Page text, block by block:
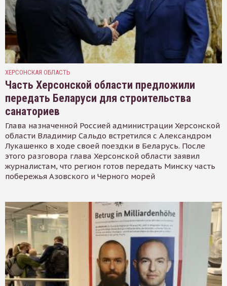
ХЕРСОНСКАЯ ОБЛАСТЬ
Часть Херсонской области предложили
передать Беларуси для строительства
санаториев
Глава назначенной Россией администрации Херсонской
области Владимир Сальдо встретился с Александром
Лукашенко в ходе своей поездки в Беларусь. После
этого разговора глава Херсонской области заявил
журналистам, что регион готов передать Минску часть
побережья Азовского и Черного морей